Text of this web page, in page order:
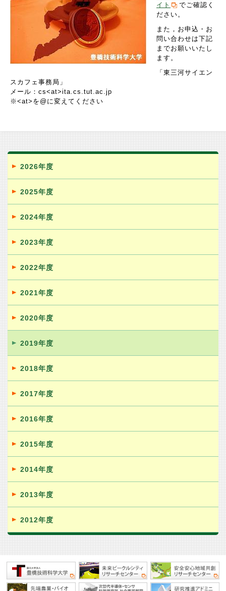
イト
でご確認く
ださい。
また，お申込・お
問い合わせは下記
までお願いいたし
ます。
「東三河サイエン
スカフェ事務局」
メール：cs<at>ita.cs.tut.ac.jp
※<at>を@に変えてください
2026年度
2025年度
2024年度
2023年度
2022年度
2021年度
2020年度
2019年度
2018年度
2017年度
2016年度
2015年度
2014年度
2013年度
2012年度